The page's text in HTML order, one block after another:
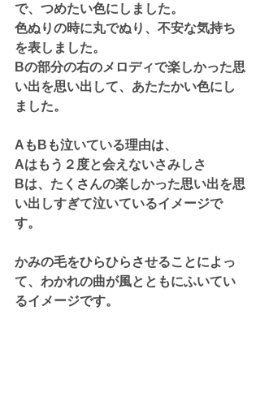
で、つめたい色にしました。
色ぬりの時に丸でぬり、不安な気持ち
を表しました。
Bの部分の右のメロディで楽しかった思
い出を思い出して、あたたかい色にし
ました。
AもBも泣いている理由は、
Aはもう２度と会えないさみしさ
Bは、たくさんの楽しかった思い出を思
い出しすぎて泣いているイメージで
す。
かみの毛をひらひらさせることによっ
て、わかれの曲が風とともにふいてい
るイメージです。